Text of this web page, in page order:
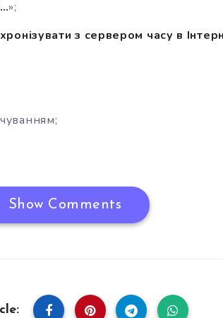
»;
з сервером часу в
Show Comments